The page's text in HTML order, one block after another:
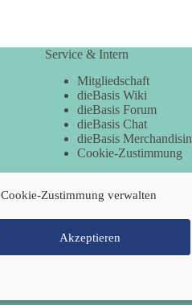
Cookie-Zustimmung verwalten
Akzeptieren
Service & Intern
Mitgliedschaft
dieBasis Wiki
dieBasis Forum
dieBasis Chat
dieBasis
Cookie-Zustimmung
Mitglied werden Kontakt